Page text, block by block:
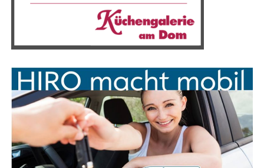
erklärt: “Wir sind glück­lich, dass wir die Mög­lich­keit
haben, mit der MEYER WERFT zusam­men­zu­ar­bei­ten,
einem Unter­neh­men, das sei­nen Schiff­bau seit 226 Jah­
ren auf Kurs hält — das sind sie­ben Gene­ra­tio­nen — und
das welt­weit füh­rend im Bau inno­va­ti­ver und kom­ple­xer
Pas­sa­gier­schif­fe ist und einen her­vor­ra­gen­den Ruf für
außer­ge­wöhn­li­che Qua­li­tät, Prä­zi­si­on und pünkt­li­che
Lie­fe­run­gen genießt.“
Die M/Y Njord wur­de bis­her sehr gut auf­ge­nom­men und
ver­zeich­net eine hohe Nach­fra­ge nach Reservierungen.